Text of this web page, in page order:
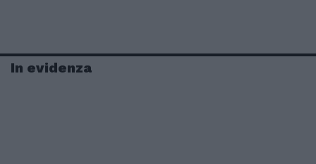
In evidenza